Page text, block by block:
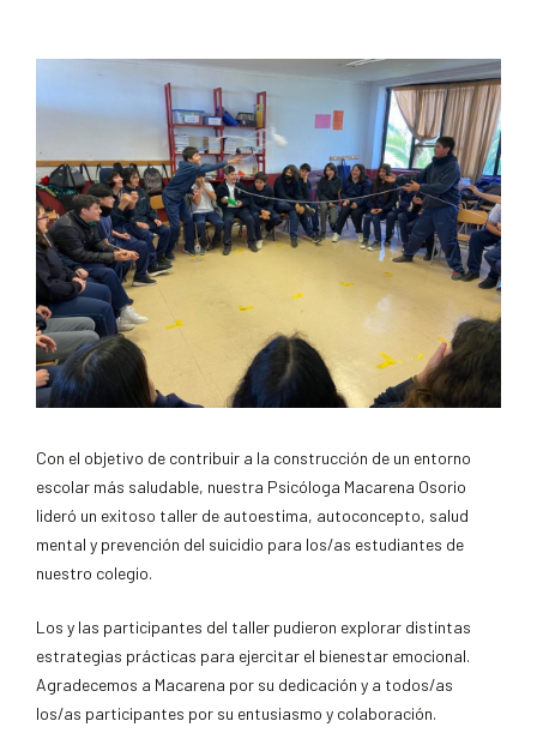
Con el objetivo de contribuir a la construcción de un entorno
escolar más saludable, nuestra Psicóloga Macarena Osorio
lideró un exitoso taller de autoestima, autoconcepto, salud
mental y prevención del suicidio para los/as estudiantes de
nuestro colegio.
Los y las participantes del taller pudieron explorar distintas
estrategias prácticas para ejercitar el bienestar emocional.
Agradecemos a Macarena por su dedicación y a todos/as
los/as participantes por su entusiasmo y colaboración.